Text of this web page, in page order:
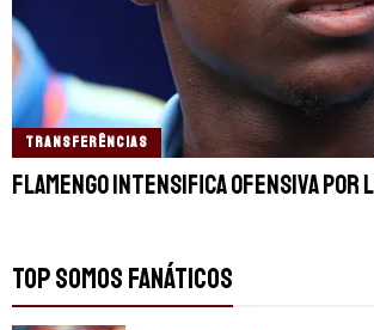
TRANSFERÊNCIAS
Flamengo intensifica ofensiva por
TOP SOMOS FANÁTICOS